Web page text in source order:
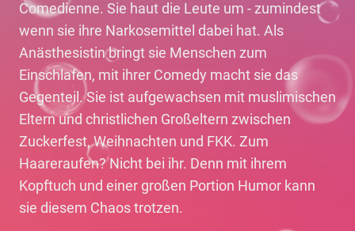
Comedienne. Sie haut die Leute um - zumindest
wenn sie ihre Narkosemittel dabei hat. Als
Anästhesistin bringt sie Menschen zum
Einschlafen, mit ihrer Comedy macht sie das
Gegenteil. Sie ist aufgewachsen mit muslimischen
Eltern und christlichen Großeltern zwischen
Zuckerfest, Weihnachten und FKK. Zum
Haareraufen? Nicht bei ihr. Denn mit ihrem
Kopftuch und einer großen Portion Humor kann
sie diesem Chaos trotzen.